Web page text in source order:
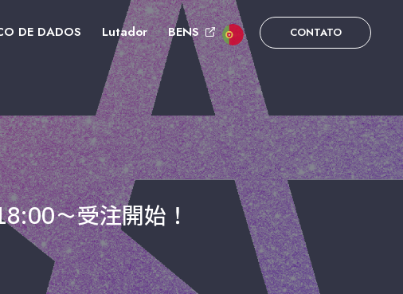
DE DADOS Lutador BENS CONTATO
～受注開始！